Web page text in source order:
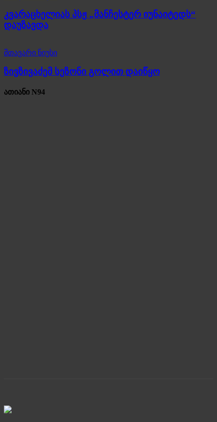
კვარაცხელიას პსჟ „მანჩესტერ იუნაიტედს“
დაუზავდა
მთავარი ნიუსი
ზივზივაძემ სეზონი გოლით დაიწყო
ათიანი N94